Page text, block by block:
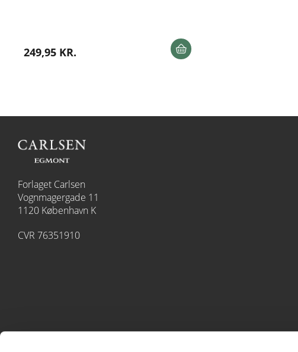
249,95 KR.
Forlaget Carlsen
Vognmagergade 11
1120 København K
CVR 76351910